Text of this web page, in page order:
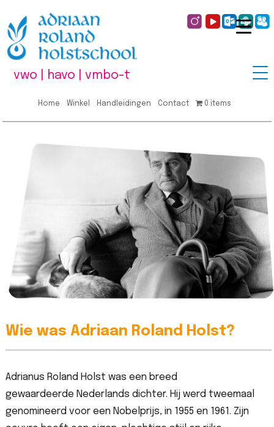
vwo | havo | vmbo-t
Home Winkel Handleidingen Contact 0 items
Wie was Adriaan Roland Holst?
Adrianus Roland Holst was een breed
gewaardeerde Nederlands dichter. Hij werd tweemaal
genomineerd voor een Nobelprijs, in 1955 en 1961. Zijn